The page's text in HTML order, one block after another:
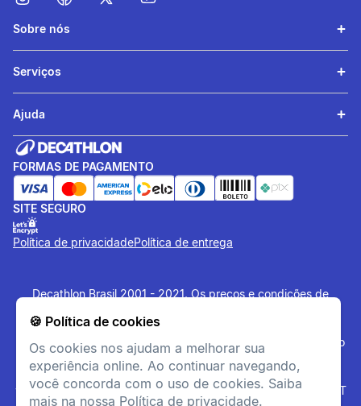
🍪 Política de cookies
Os cookies nos ajudam a melhorar sua
experiência online. Ao continuar navegando,
você concorda com o uso de cookies. Saiba
mais na nossa Política de privacidade.
Sobre nós
Serviços
Ajuda
FORMAS DE PAGAMENTO
SITE SEGURO
Política de privacidadePolítica de entrega
Decathlon Brasil 2001 - 2021. Os preços e condições de
lojas físicas. Os artigos disponibilizados no site tem estoque
limitado, sujeito à disponibilidade no momento da confirmação
do pagamento. Vendas sujeitas a análise e confirmação de
dados. O site www.decathlon.com.bre
www.decathlonpro.com.br são administrados por: IGUASPORT